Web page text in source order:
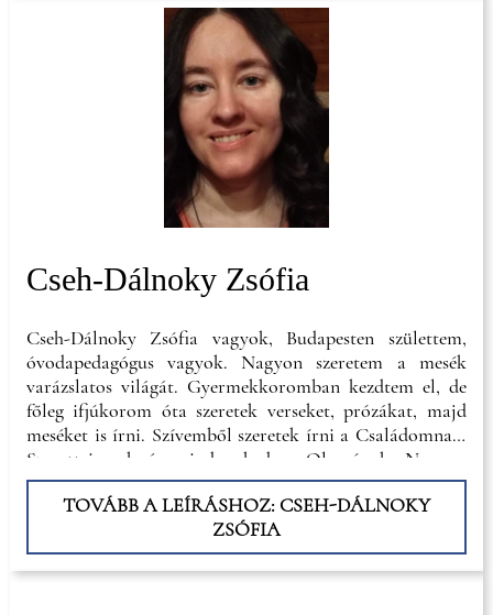
Cseh-Dálnoky Zsófia
Cseh-Dálnoky Zsófia vagyok, Budapesten születtem,
óvodapedagógus vagyok. Nagyon szeretem a mesék
varázslatos világát. Gyermekkoromban kezdtem el, de
főleg ifjúkorom óta szeretek verseket, prózákat, majd
meséket is írni. Szívemből szeretek írni a Családomnak,
Szeretteimnek és minden kedves Olvasónak. Nagyon
szeretem a latin- és a magyar verseket, meséket. 2018-tól
tagja lettem több kortárs irodalmi oldalnak, alkotó
körnek, ahol megjelentek írásaim is.
TOVÁBB A LEÍRÁSHOZ: CSEH-DÁLNOKY
ZSÓFIA